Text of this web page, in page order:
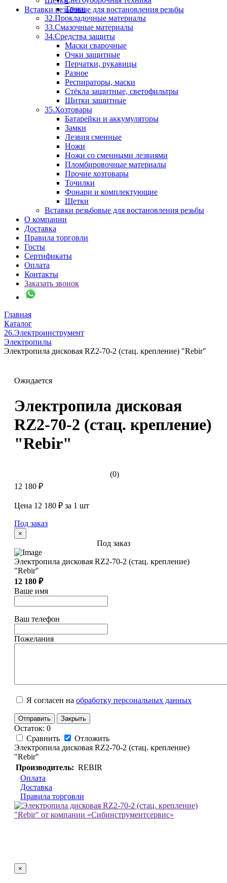
Вставки резьбовые для востановления резьбы
Тачки
32.Прокладочные материалы
33.Смазочные материалы
34.Средства защиты
Маски сварочные
Очки защитные
Перчатки, рукавицы
Разное
Респираторы, маски
Стёкла защитные, светофильтры
Щитки защитные
35.Хозтовары
Батарейки и аккумуляторы
Замки
Лезвия сменные
Ножи
Ножи со сменными лезвиями
Пломбировочные материалы
Прочие хозтовары
Точилки
Фонари и комплектующие
Щетки
Вставки резьбовые для востановления резьбы
О компании
Доставка
Правила торговли
Госты
Сертификаты
Оплата
Контакты
Заказать звонок
Главная
Каталог
26.Электроинструмент
Электропилы
Электропила дисковая RZ2-70-2 (стац. крепление) "Rebir"
Ожидается
Электропила дисковая
RZ2-70-2 (стац. крепление)
"Rebir"
(0)
12 180 ₽
Цена 12 180 ₽ за 1 шт
Под заказ
×
Под заказ
Электропила дисковая RZ2-70-2 (стац. крепление)
"Rebir"
12 180 ₽
Ваше имя
Ваш телефон
Пожелания
Я согласен на обработку персональных данных
Отправить Закрыть
Остаток: 0
Сравнить
Отложить
Электропила дисковая RZ2-70-2 (стац. крепление)
"Rebir"
Производитель: REBIR
Оплата
Доставка
Правила торговли
×